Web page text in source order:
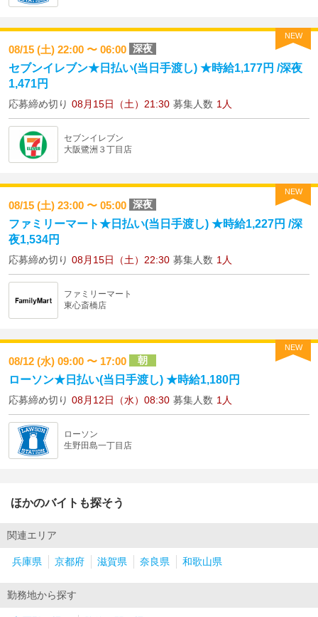
NEW
08/15 (土) 22:00 〜 06:00 深夜
セブンイレブン★日払い(当日手渡し) ★時給1,177円 /深夜
1,471円
応募締め切り 08月15日（土）21:30 募集人数 1人
セブンイレブン
大阪鷺洲３丁目店
NEW
08/15 (土) 23:00 〜 05:00 深夜
ファミリーマート★日払い(当日手渡し) ★時給1,227円 /深
夜1,534円
応募締め切り 08月15日（土）22:30 募集人数 1人
ファミリーマート
東心斎橋店
NEW
08/12 (水) 09:00 〜 17:00 朝
ローソン★日払い(当日手渡し) ★時給1,180円
応募締め切り 08月12日（水）08:30 募集人数 1人
ローソン
生野田島一丁目店
ほかのバイトも探そう
関連エリア
兵庫県 京都府 滋賀県 奈良県 和歌山県
勤務地から探す